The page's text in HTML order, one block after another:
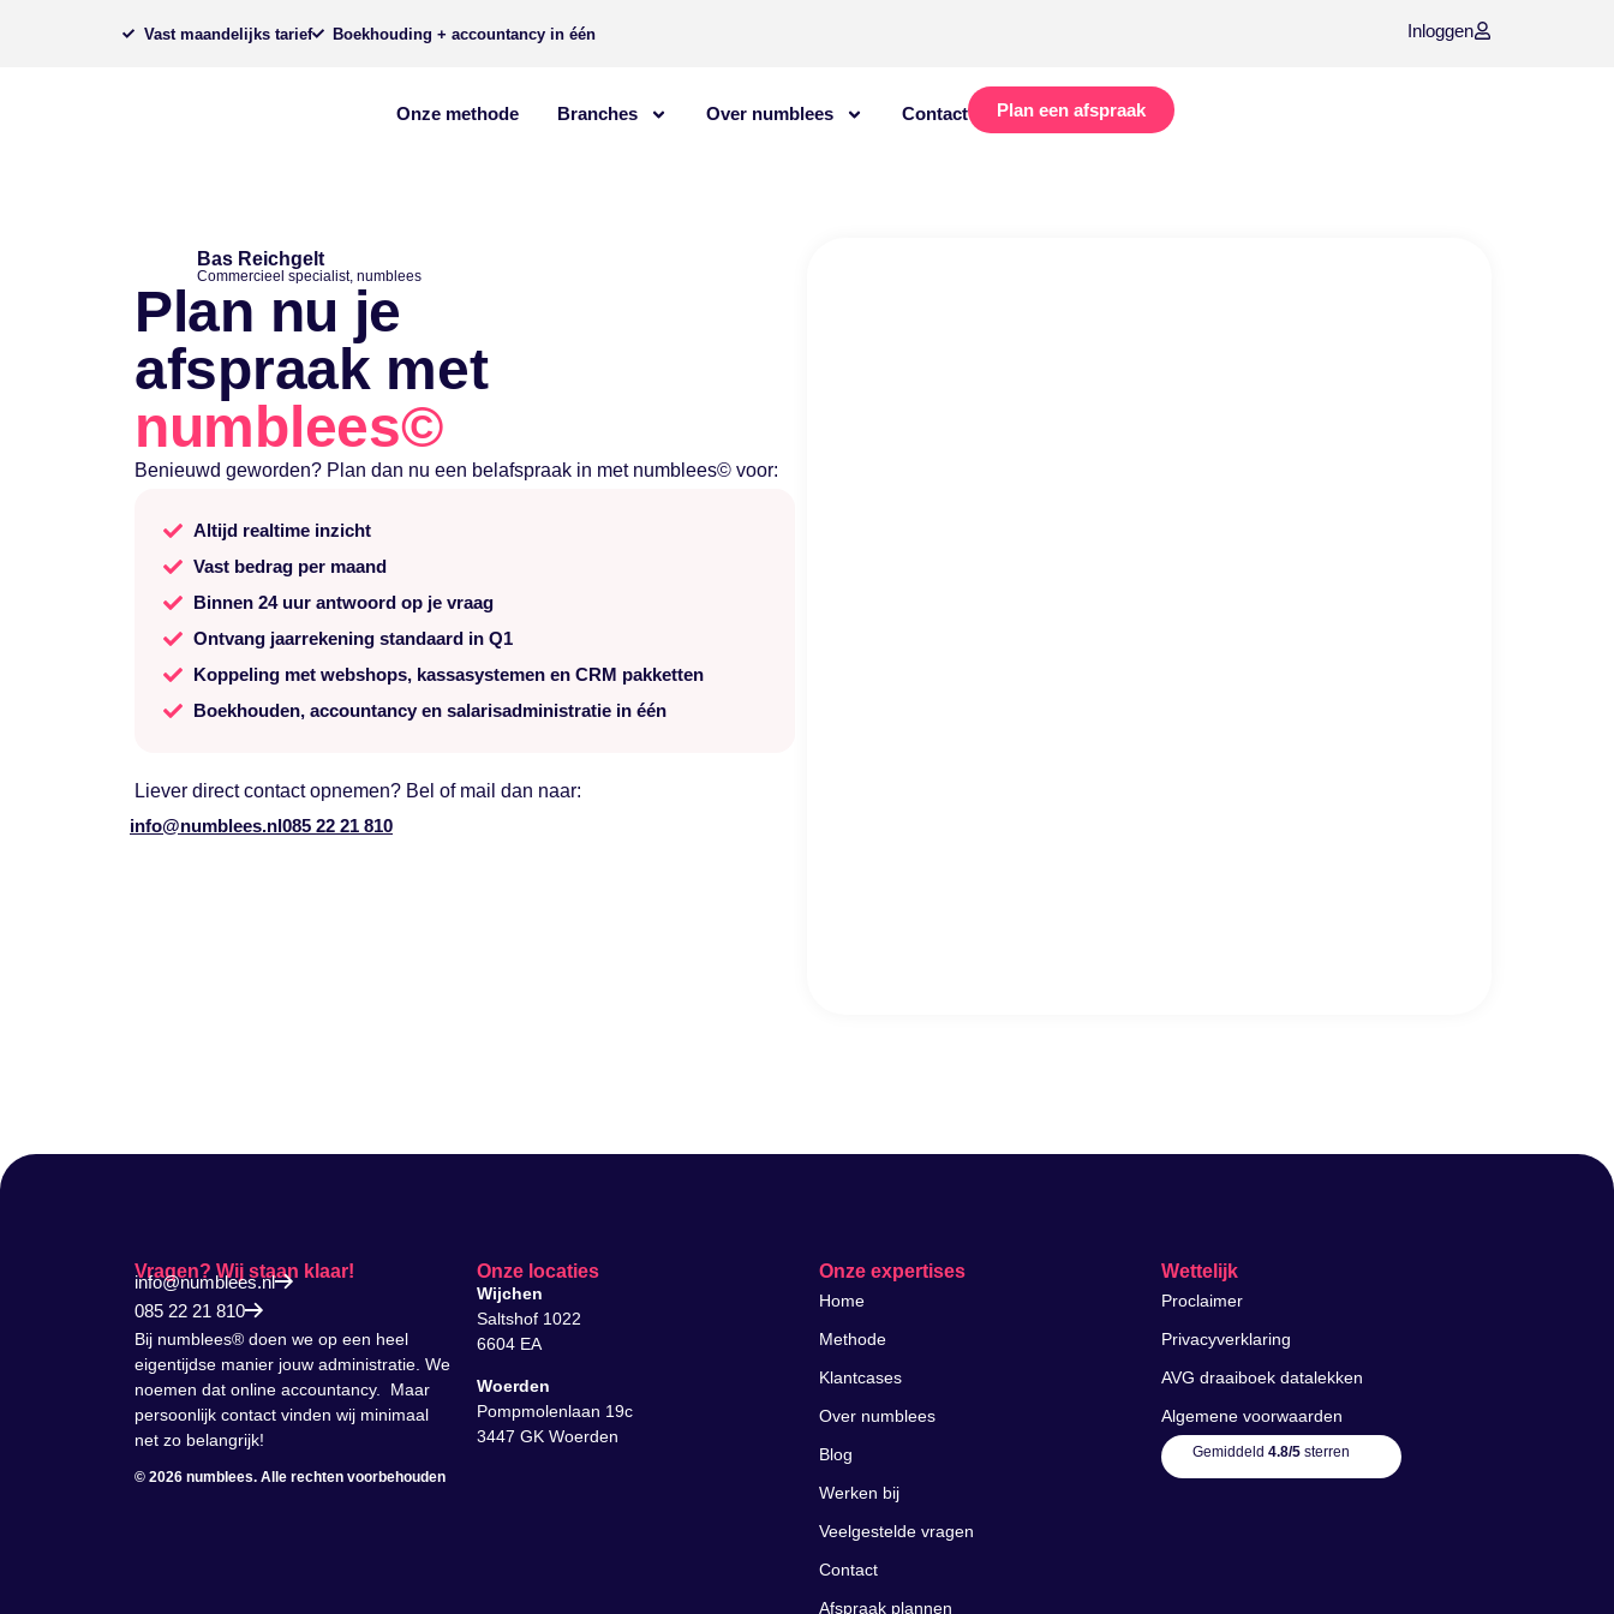
Vast maandelijks tarief Boekhouding + accountancy in één Inloggen
Onze methode Branches Over numblees Contact Plan een afspraak
Bas Reichgelt
Commercieel specialist, numblees
Plan nu je
afspraak met
numblees©
Benieuwd geworden? Plan dan nu een belafspraak in met numblees© voor:
Altijd realtime inzicht
Vast bedrag per maand
Binnen 24 uur antwoord op je vraag
Ontvang jaarrekening standaard in Q1
Koppeling met webshops, kassasystemen en CRM pakketten
Boekhouden, accountancy en salarisadministratie in één
Liever direct contact opnemen? Bel of mail dan naar:
info@numblees.nl085 22 21 810
Vragen? Wij staan klaar!
info@numblees.nl
085 22 21 810
Bij numblees® doen we op een heel
eigentijdse manier jouw administratie. We
noemen dat online accountancy. Maar
persoonlijk contact vinden wij minimaal
net zo belangrijk!
© 2026 numblees. Alle rechten voorbehouden
Onze locaties
Wijchen
Saltshof 1022
6604 EA
Woerden
Pompmolenlaan 19c
3447 GK Woerden
Onze expertises
Home
Methode
Klantcases
Over numblees
Blog
Werken bij
Veelgestelde vragen
Contact
Afspraak plannen
Wettelijk
Proclaimer
Privacyverklaring
AVG draaiboek datalekken
Algemene voorwaarden
Gemiddeld 4.8/5 sterren